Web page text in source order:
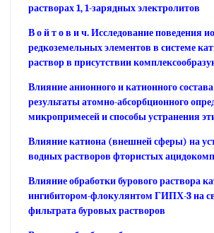
растворах 1, 1-зарядных электролитов
В о й т о в и ч. Исследование поведения
редкоземельных элементов в системе
раствор в присутствии
Влияние анионного и катионного
результаты атомно-абсорбционного
микропримесей и способы устранения
Влияние катиона (внешней сферы) на
водных растворов фтористых
Влияние обработки бурового раствора
ингибитором-флокулянтом ГИПХ-3 на
фильтрата буровых растворов